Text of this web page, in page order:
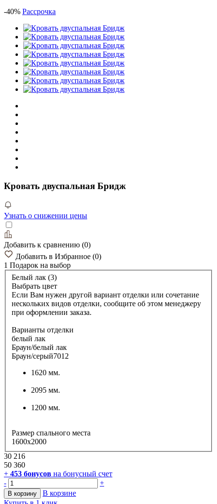
-40% Рассрочка
Кровать двуспальная Бридж
Узнать о снижении цены
Добавить к сравнению (0)
Добавить в Избранное (0)
1 Подарок на выбор
Белый лак (3)
Выбрать цвет
Если Вам нужен другой вариант отделки или сочетание
нескольких видов отделки, сообщите об этом менеджеру
при оформлении заказа.
Варианты отделки
белый лак
Браун/белый лак
Браун/серый7012
1620 мм.
2095 мм.
1200 мм.
Размер спального места
1600x2000
30 216
50 360
+ 453 бонусов на бонусный счет
-
+
В корзину
В корзине